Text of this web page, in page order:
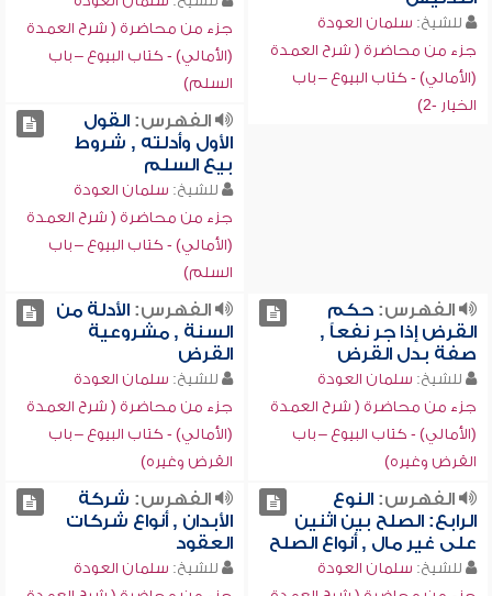
للشيخ: سلمان العودة
جزء من محاضرة ( شرح العمدة
(الأمالي) - كتاب البيوع – باب
الخيار -2)
جزء من محاضرة ( شرح العمدة
(الأمالي) - كتاب البيوع – باب
السلم)
الفهرس:القول
الأول وأدلته , شروط
بيع السلم
للشيخ: سلمان العودة
جزء من محاضرة ( شرح العمدة
(الأمالي) - كتاب البيوع – باب
السلم)
الفهرس:حكم
القرض إذا جر نفعاً ,
صفة بدل القرض
للشيخ: سلمان العودة
جزء من محاضرة ( شرح العمدة
(الأمالي) - كتاب البيوع – باب
القرض وغيره)
الفهرس:الأدلة من
السنة , مشروعية
القرض
للشيخ: سلمان العودة
جزء من محاضرة ( شرح العمدة
(الأمالي) - كتاب البيوع – باب
القرض وغيره)
الفهرس:النوع
الرابع: الصلح بين اثنين
على غير مال , أنواع الصلح
للشيخ: سلمان العودة
الفهرس: شركة
الأبدان , أنواع شركات
العقود
للشيخ: سلمان العودة